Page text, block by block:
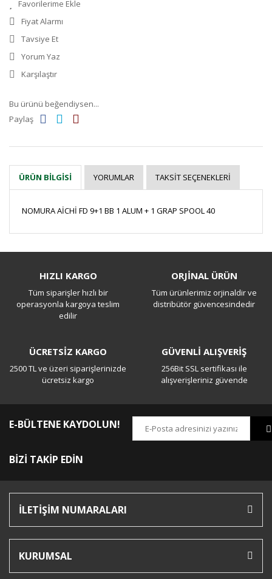
Fiyat Alarmı
Tavsiye Et
Yorum Yaz
Karşılaştır
Bu ürünü beğendiysen...
Paylaş
ÜRÜN BILGISI YORUMLAR TAKSIT SEÇENEKLERI
NOMURA AİCHİ FD 9+1 BB 1 ALUM + 1 GRAP SPOOL 40
Yorum Yaz
HIZLI KARGO
Tüm siparişler hızlı bir
operasyonla kargoya teslim
edilir
ORJİNAL ÜRÜN
Tüm ürünlerimiz orjinaldir ve
distribütör güvencesindedir
ÜCRETSİZ KARGO
2500 TL ve üzeri siparişlerinizde
ücretsiz kargo
GÜVENLİ ALIŞVERİŞ
256Bit SSL sertifikası ile
alışverişleriniz güvende
E-BÜLTENE KAYDOLUN!
BİZİ TAKİP EDİN
İLETİŞİM NUMARALARI
KURUMSAL